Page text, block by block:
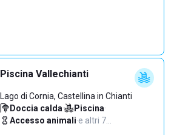
Piscina Vallechianti
Lago di Cornia, Castellina in Chianti
Doccia calda· Piscina·
Accesso animali·e altri 7…